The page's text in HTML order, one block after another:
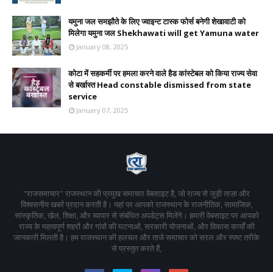
यमुना जल समझौते के लिए ज्वाइन्ट टास्क फोर्स बनेगी शेखावाटी को
मिलेगा यमुना जल Shekhawati will get Yamuna water
January 08, 2025
कोटा में सहकर्मी पर हमला करने वाले हैड कांस्टेबल को किया राज्य सेवा
से बर्खास्त Head constable dismissed from state
service
January 07, 2025
"राजसमाचार" राजस्थान की प्रमुख समाचार वेबसाइट है, जो राज्य से जुड़ी ताज़ा और
विश्वसनीय खबरें प्रदान करती है। यहां पर आपको राजस्थान के राजनीतिक, सामाजिक,
सांस्कृतिक, खेल, शिक्षा, और व्यापार से संबंधित अपडेट्स मिलेंगे। हमारी वेबसाइट पर आपको
राज्य के महत्वपूर्ण शहरों और गांवों की घटनाओं, सरकारी योजनाओं, और विकास कार्यों की
जानकारी मिलती है। हम राजस्थान की हलचल और ताजे समाचार को सरल और स्पष्ट तरीके
से प्रस्तुत करते हैं,